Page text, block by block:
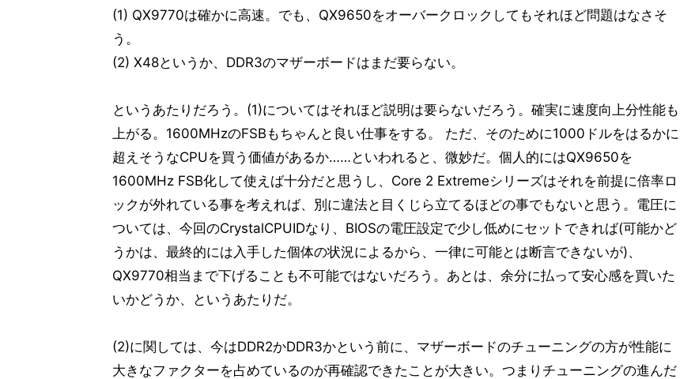
(1) QX9770は確かに高速。でも、QX9650をオーバークロックしてもそれほど問題はなさそ
う。
(2) X48というか、DDR3のマザーボードはまだ要らない。
というあたりだろう。(1)についてはそれほど説明は要らないだろう。確実に速度向上分性能も
上がる。1600MHzのFSBもちゃんと良い仕事をする。 ただ、そのために1000ドルをはるかに
超えそうなCPUを買う価値があるか……といわれると、微妙だ。個人的にはQX9650を
1600MHz FSB化して使えば十分だと思うし、Core 2 Extremeシリーズはそれを前提に倍率ロ
ックが外れている事を考えれば、別に違法と目くじら立てるほどの事でもないと思う。電圧に
ついては、今回のCrystalCPUIDなり、BIOSの電圧設定で少し低めにセットできれば(可能かど
うかは、最終的には入手した個体の状況によるから、一律に可能とは断言できないが)、
QX9770相当まで下げることも不可能ではないだろう。あとは、余分に払って安心感を買いた
いかどうか、というあたりだ。
(2)に関しては、今はDDR2かDDR3かという前に、マザーボードのチューニングの方が性能に
大きなファクターを占めているのが再確認できたことが大きい。つまりチューニングの進んだ